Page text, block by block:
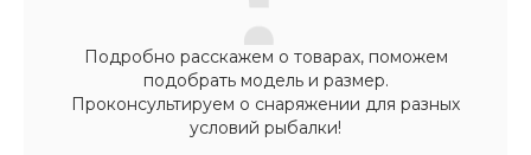
Подробно расскажем о товарах, поможем
подобрать модель и размер.
Проконсультируем о снаряжении для разных
условий рыбалки!